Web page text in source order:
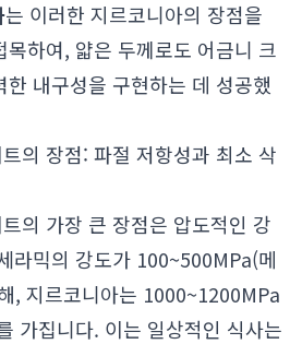
는 이러한 지르코니아의 장점을
목하여, 얇은 두께로도 어금니 크
내구성을 구현하는 데 성공했
의 장점: 파절 저항성과 최소 삭
의 가장 큰 장점은 압도적인 강
라믹의 강도가 100~500MPa(메
, 지르코니아는 1000~1200MPa
가집니다. 이는 일상적인 식사는